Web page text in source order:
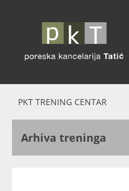
PKT TRENING CENTAR
Arhiva treninga